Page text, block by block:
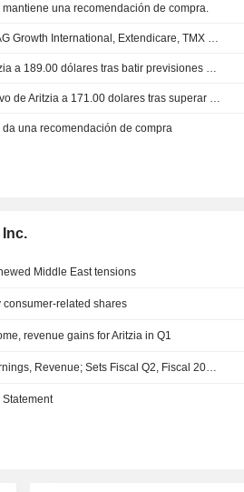
una recomendación de compra.
una recomendación de compra
Middle East tensions
consumer-related shares
revenue gains for Aritzia in Q1
Aritzia Reports Higher Fiscal Q1 Earnings, Revenue; Sets Fiscal Q2, Fiscal 2027 Outlooks